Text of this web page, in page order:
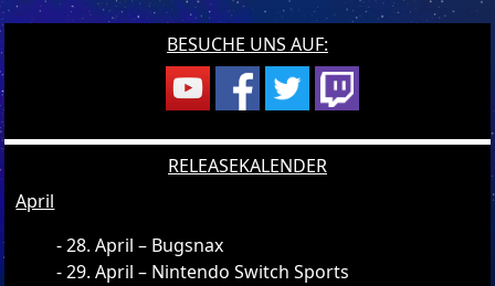
BESUCHE UNS AUF:
RELEASEKALENDER
April
28. April – Bugsnax
29. April – Nintendo Switch Sports